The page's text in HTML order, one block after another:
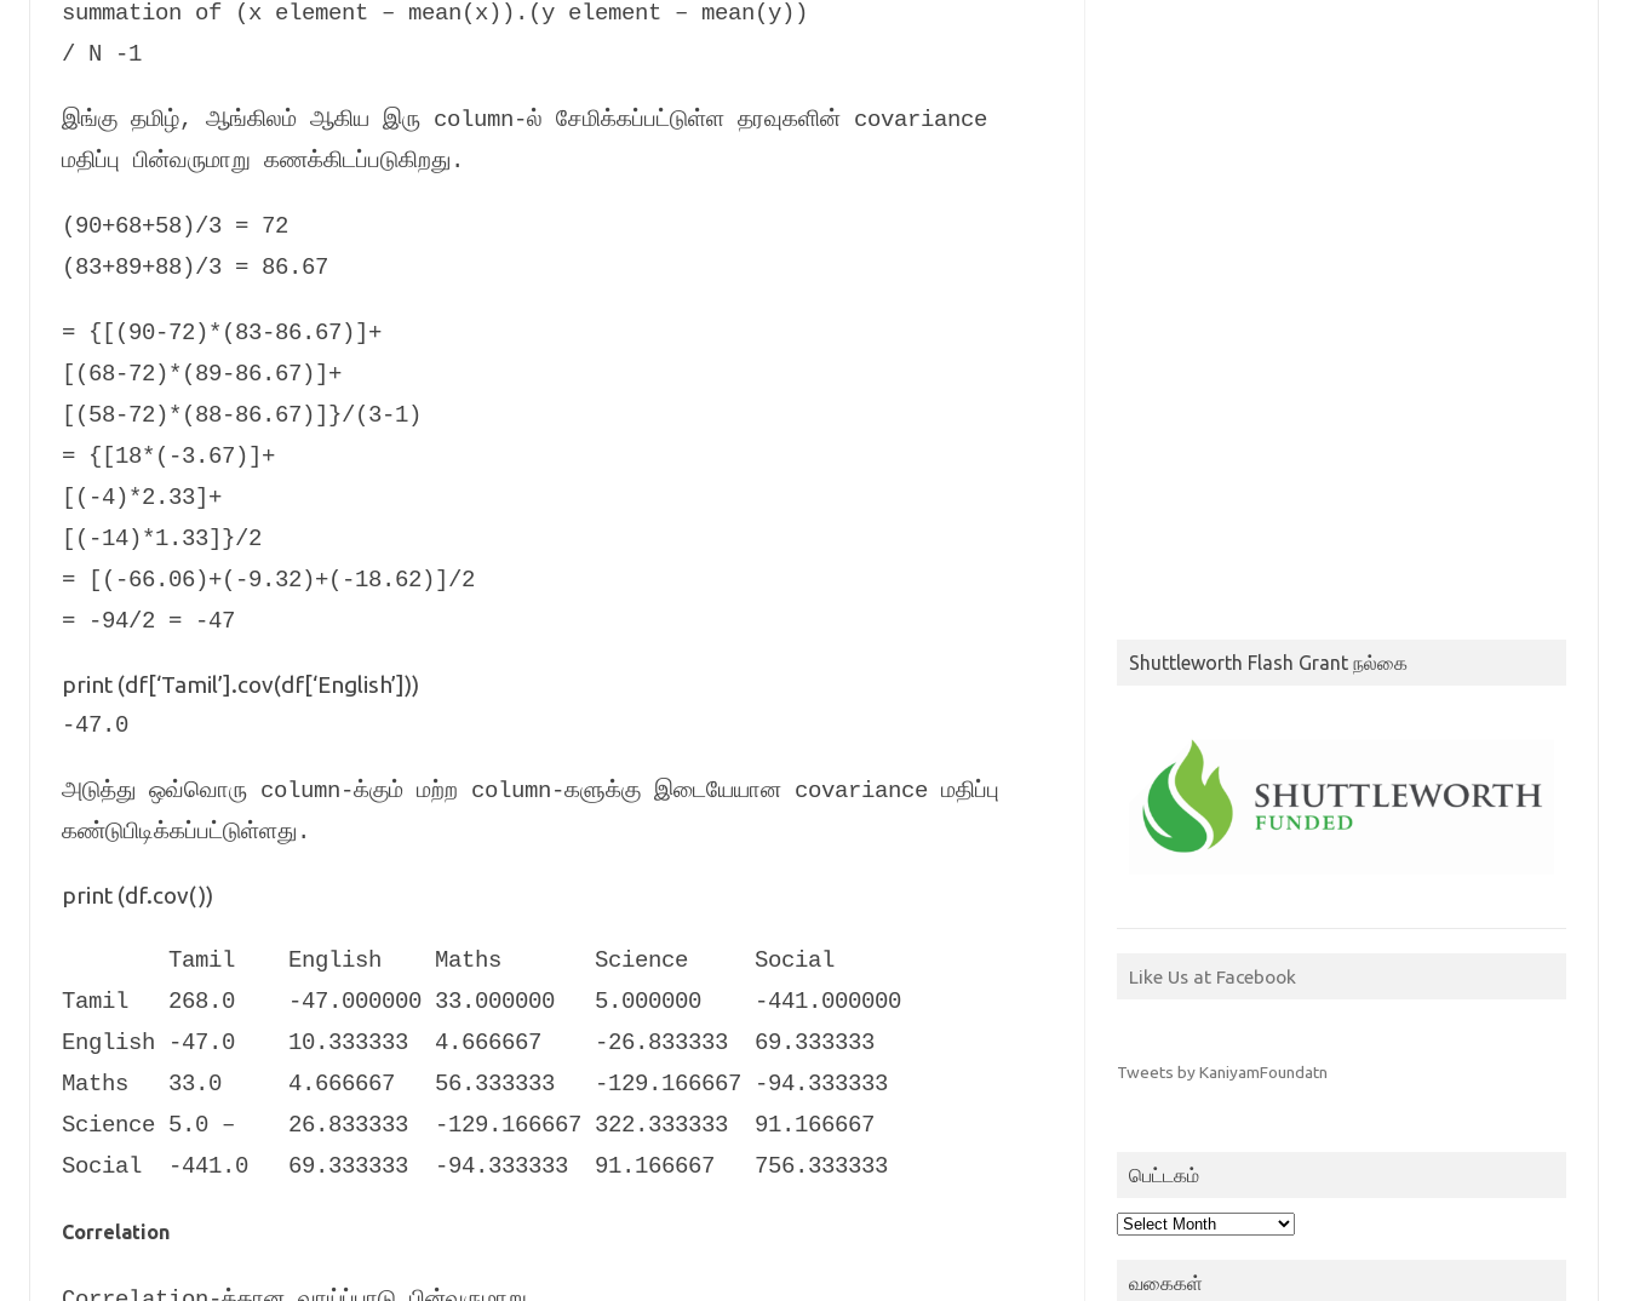
summation of (x element – mean(x)).(y element – mean(y))
/ N -1
இங்கு தமிழ், ஆங்கிலம் ஆகிய இரு column-ல் சேமிக்கப்பட்டுள்ள தரவுகளின் covariance
மதிப்பு பின்வருமாறு கணக்கிடப்படுகிறது .
(90+68+58)/3 = 72
(83+89+88)/3 = 86.67
= {[(90-72)*(83-86.67)]+
[(68-72)*(89-86.67)]+
[(58-72)*(88-86.67)]}/(3-1)
= {[18*(-3.67)]+
[(-4)*2.33]+
[(-14)*1.33]}/2
= [(-66.06)+(-9.32)+(-18.62)]/2
= -94/2 = -47
print (df[‘Tamil’].cov(df[‘English’]))
-47.0
அடுத்து ஒவ்வொரு column-க்கும் மற்ற column-களுக்கு இடையேயான covariance மதிப்பு
கண்டுபிடிக்கப்பட்டுள்ளது .
print (df.cov())
Tamil English Maths Science Social
Tamil 268.0 -47.000000 33.000000 5.000000 -441.000000
English -47.0 10.333333 4.666667 -26.833333 69.333333
Maths 33.0 4.666667 56.333333 -129.166667 -94.333333
Science 5.0 – 26.833333 -129.166667 322.333333 91.166667
Social -441.0 69.333333 -94.333333 91.166667 756.333333
Correlation
Shuttleworth Flash Grant நல்கை
Like Us at Facebook
Tweets by KaniyamFoundatn
பெட்டகம்
பெட்டகம்
வகைகள்